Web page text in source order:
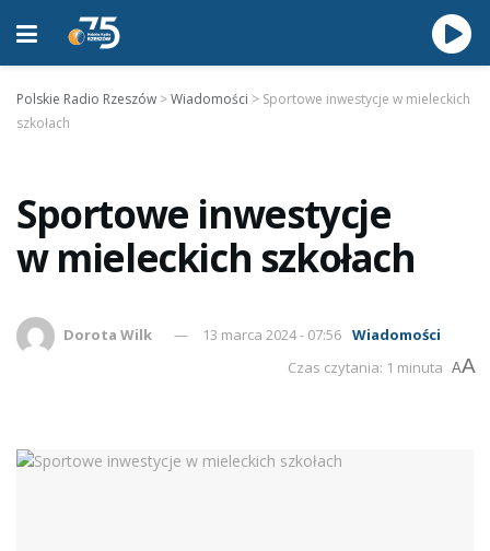
Polskie Radio Rzeszów >Wiadomości > Sportowe inwestycje w mieleckich
szkołach
Sportowe inwestycje
w mieleckich szkołach
Dorota Wilk 13 marca 2024 - 07:56 Wiadomości
Czas czytania: 1 minuta AA